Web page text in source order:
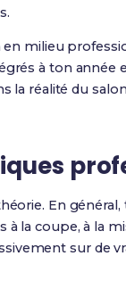
milieu
à ton
réalité du
En
la coupe, à la
sur de